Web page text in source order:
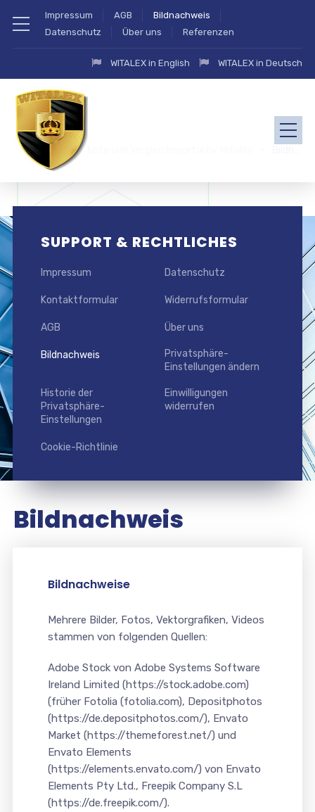
Impressum AGB
Bildnachweis
Datenschutz
Über uns Referenzen
WITALEX in English WITALEX in Deutsch
zahlung.eu Angebote und Vergleichsportal by Witalex
SUPPORT & RECHTLICHES
Impressum Datenschutz
Kontaktformular Widerrufsformular
AGB Über uns
Bildnachweis
Privatsphäre-
Einstellungen ändern
Historie der
Privatsphäre-
Einstellungen
Einwilligungen
widerrufen
Cookie-Richtlinie
Bildnachweis
Bildnachweise
Mehrere Bilder, Fotos, Vektorgrafiken, Videos
stammen von folgenden Quellen:
Adobe Stock von Adobe Systems Software
Ireland Limited (https://stock.adobe.com)
(früher Fotolia (fotolia.com), Depositphotos
(https://de.depositphotos.com/), Envato
Market (https://themeforest.net/) und
Envato Elements
(https://elements.envato.com/) von Envato
Elements Pty Ltd., Freepik Company S.L
(https://de.freepik.com/).